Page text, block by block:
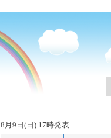
8月9日(日) 17時発表